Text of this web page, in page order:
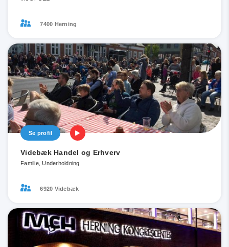
7400 Herning
Se profil
Videbæk Handel og Erhverv
Familie, Underholdning
6920 Videbæk